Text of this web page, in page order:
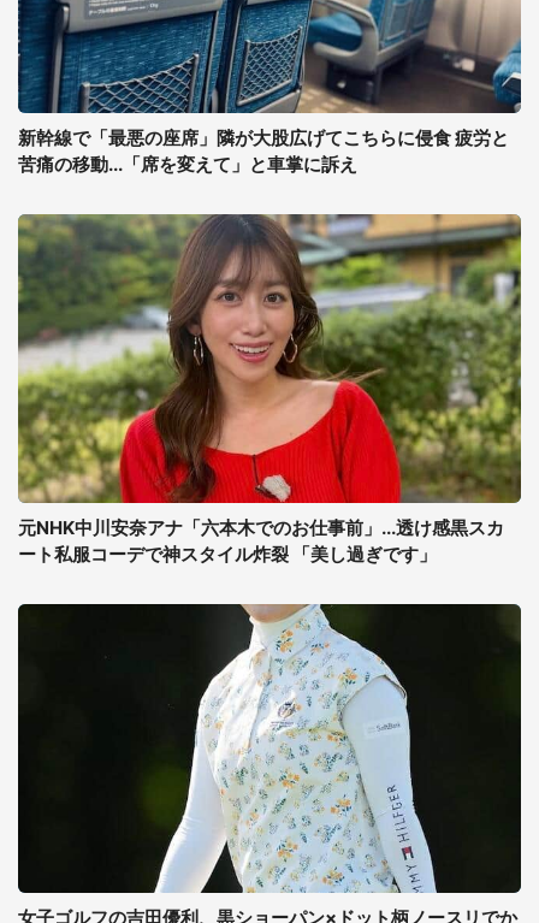
新幹線で「最悪の座席」隣が大股広げてこちらに侵食 疲労と
苦痛の移動...「席を変えて」と車掌に訴え
元NHK中川安奈アナ「六本木でのお仕事前」...透け感黒スカ
ート私服コーデで神スタイル炸裂 「美し過ぎです」
女子ゴルフの吉田優利、黒ショーパン×ドット柄ノースリでか